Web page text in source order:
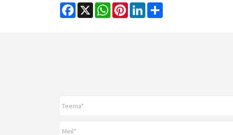
Facebook
X WhatsAppPinterestLinkedIn